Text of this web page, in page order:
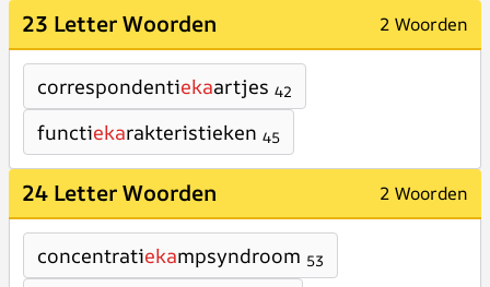
23 Letter Woorden 2 Woorden
correspondentiekaartjes 42
functiekarakteristieken 45
24 Letter Woorden 2 Woorden
concentratiekampsyndroom 53